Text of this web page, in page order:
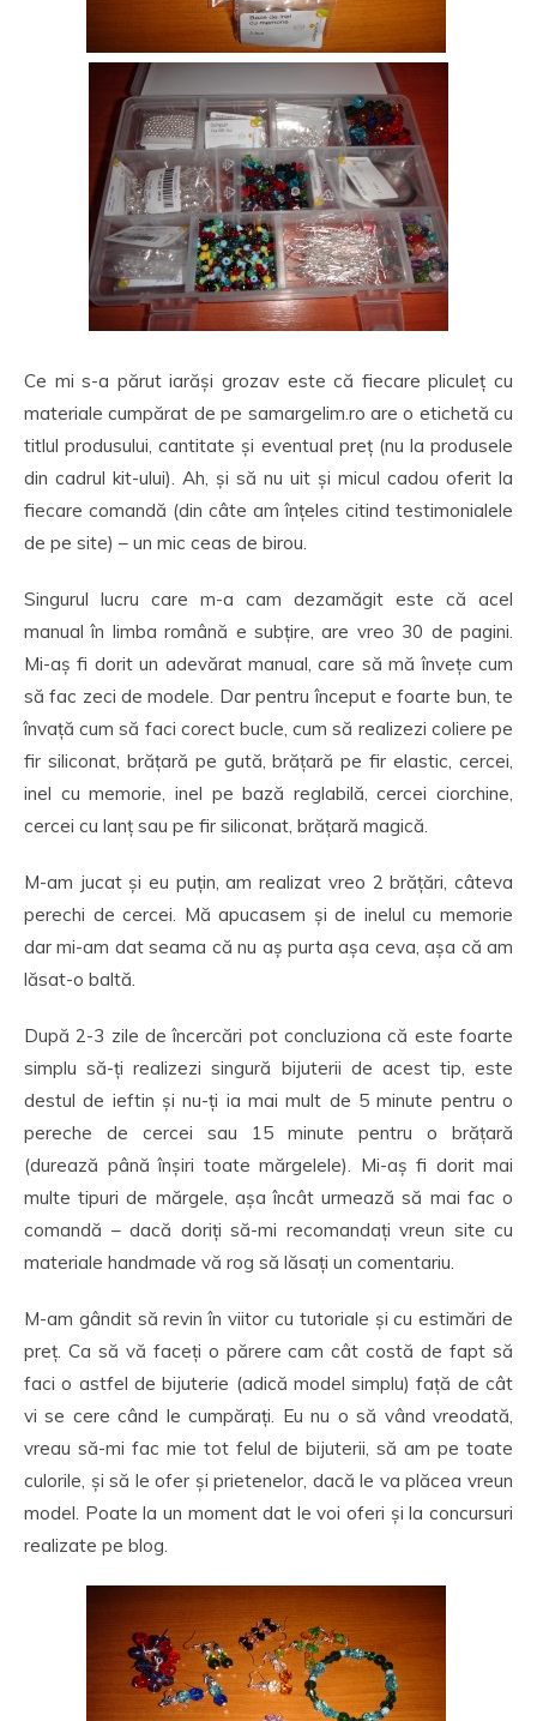
Ce mi s-a părut iarăși grozav este că fiecare pliculeț cu
materiale cumpărat de pe samargelim.ro are o etichetă cu
titlul produsului, cantitate și eventual preț (nu la produsele
din cadrul kit-ului). Ah, și să nu uit și micul cadou oferit la
fiecare comandă (din câte am înțeles citind testimonialele
de pe site) – un mic ceas de birou.
Singurul lucru care m-a cam dezamăgit este că acel
manual în limba română e subțire, are vreo 30 de pagini.
Mi-aș fi dorit un adevărat manual, care să mă învețe cum
să fac zeci de modele. Dar pentru început e foarte bun, te
învață cum să faci corect bucle, cum să realizezi coliere pe
fir siliconat, brățară pe gută, brățară pe fir elastic, cercei,
inel cu memorie, inel pe bază reglabilă, cercei ciorchine,
cercei cu lanț sau pe fir siliconat, brățară magică.
M-am jucat și eu puțin, am realizat vreo 2 brățări, câteva
perechi de cercei. Mă apucasem și de inelul cu memorie
dar mi-am dat seama că nu aș purta așa ceva, așa că am
lăsat-o baltă.
După 2-3 zile de încercări pot concluziona că este foarte
simplu să-ți realizezi singură bijuterii de acest tip, este
destul de ieftin și nu-ți ia mai mult de 5 minute pentru o
pereche de cercei sau 15 minute pentru o brățară
(durează până înșiri toate mărgelele). Mi-aș fi dorit mai
multe tipuri de mărgele, așa încât urmează să mai fac o
comandă – dacă doriți să-mi recomandați vreun site cu
materiale handmade vă rog să lăsați un comentariu.
M-am gândit să revin în viitor cu tutoriale și cu estimări de
preț. Ca să vă faceți o părere cam cât costă de fapt să
faci o astfel de bijuterie (adică model simplu) față de cât
vi se cere când le cumpărați. Eu nu o să vând vreodată,
vreau să-mi fac mie tot felul de bijuterii, să am pe toate
culorile, și să le ofer și prietenelor, dacă le va plăcea vreun
model. Poate la un moment dat le voi oferi și la concursuri
realizate pe blog.